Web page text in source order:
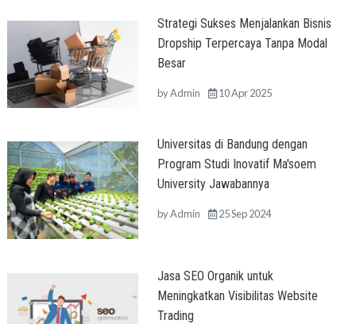
Strategi Sukses Menjalankan Bisnis
Dropship Terpercaya Tanpa Modal
Besar
byAdmin 10 Apr 2025
Universitas di Bandung dengan
Program Studi Inovatif Ma'soem
University Jawabannya
byAdmin 25 Sep 2024
Jasa SEO Organik untuk
Meningkatkan Visibilitas Website
Trading